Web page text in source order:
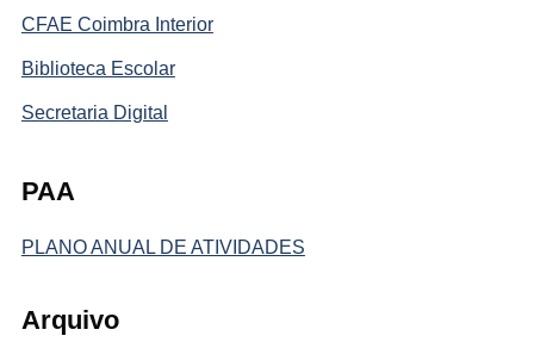
CFAE Coimbra Interior
Biblioteca Escolar
Secretaria Digital
PAA
PLANO ANUAL DE ATIVIDADES
Arquivo